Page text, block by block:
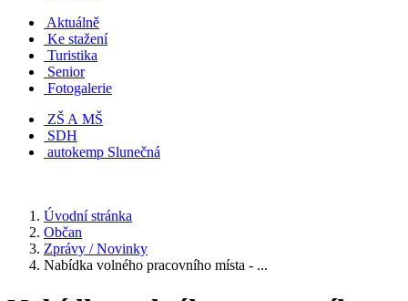
Aktuálně
Ke stažení
Turistika
Senior
Fotogalerie
ZŠ A MŠ
SDH
autokemp Slunečná
Úvodní stránka
Občan
Zprávy / Novinky
Nabídka volného pracovního místa - ...